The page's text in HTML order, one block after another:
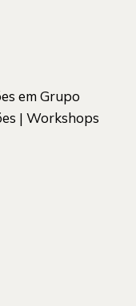
em Grupo
| Workshops